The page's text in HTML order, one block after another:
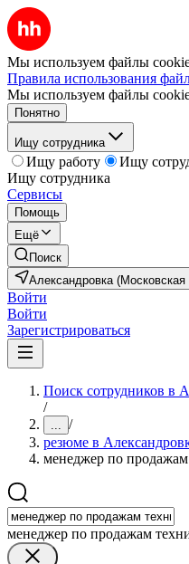
Мы используем файлы
Правила использования
Мы используем файлы
Понятно
Ищу сотрудника
Ищу работу
Ищу
Ищу сотрудника
Сервисы
Помощь
Ещё
Поиск
Александровка (Московская
Войти
Войти
Зарегистрироваться
Поиск сотрудников в
/
... /
резюме в
менеджер по
менеджер по продажам